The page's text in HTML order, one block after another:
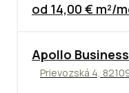
od 14,00 € m²/
TOP NOVINKA
Apollo
Prievozská 4,